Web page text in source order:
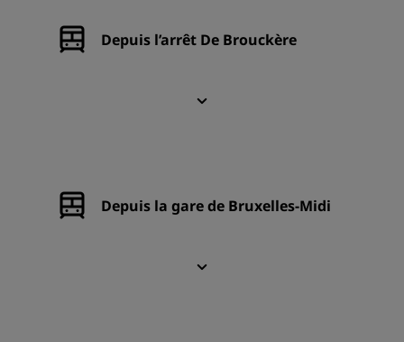
Depuis l’arrêt De Brouckère
Depuis la gare de Bruxelles-Midi